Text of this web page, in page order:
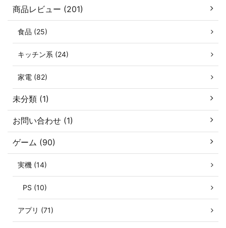
商品レビュー (201)
食品 (25)
キッチン系 (24)
家電 (82)
未分類 (1)
お問い合わせ (1)
ゲーム (90)
実機 (14)
PS (10)
アプリ (71)